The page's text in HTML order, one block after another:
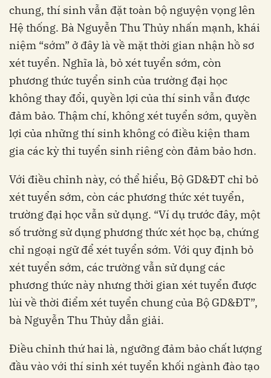
chung, thí sinh vẫn đặt toàn bộ nguyện vọng lên
Hệ thống. Bà Nguyễn Thu Thủy nhấn mạnh, khái
niệm “sớm” ở đây là về mặt thời gian nhận hồ sơ
xét tuyển. Nghĩa là, bỏ xét tuyển sớm, còn
phương thức tuyển sinh của trường đại học
không thay đổi, quyền lợi của thí sinh vẫn được
đảm bảo. Thậm chí, không xét tuyển sớm, quyền
lợi của những thí sinh không có điều kiện tham
gia các kỳ thi tuyển sinh riêng còn đảm bảo hơn.
Với điều chỉnh này, có thể hiểu, Bộ GD&ĐT chỉ bỏ
xét tuyển sớm, còn các phương thức xét tuyển,
trường đại học vẫn sử dụng. “Ví dụ trước đây, một
số trường sử dụng phương thức xét học bạ, chứng
chỉ ngoại ngữ để xét tuyển sớm. Với quy định bỏ
xét tuyển sớm, các trường vẫn sử dụng các
phương thức này nhưng thời gian xét tuyển được
lùi về thời điểm xét tuyển chung của Bộ GD&ĐT”,
bà Nguyễn Thu Thủy dẫn giải.
Điều chỉnh thứ hai là, ngưỡng đảm bảo chất lượng
đầu vào với thí sinh xét tuyển khối ngành đào tạo